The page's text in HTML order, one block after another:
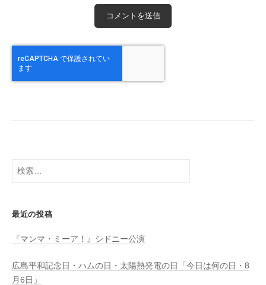
検
索:
最近の投稿
『マンマ・ミーア！』シドニー公演
広島平和記念日・ハムの日・太陽熱発電の日「今日は何の日・8
月6日」